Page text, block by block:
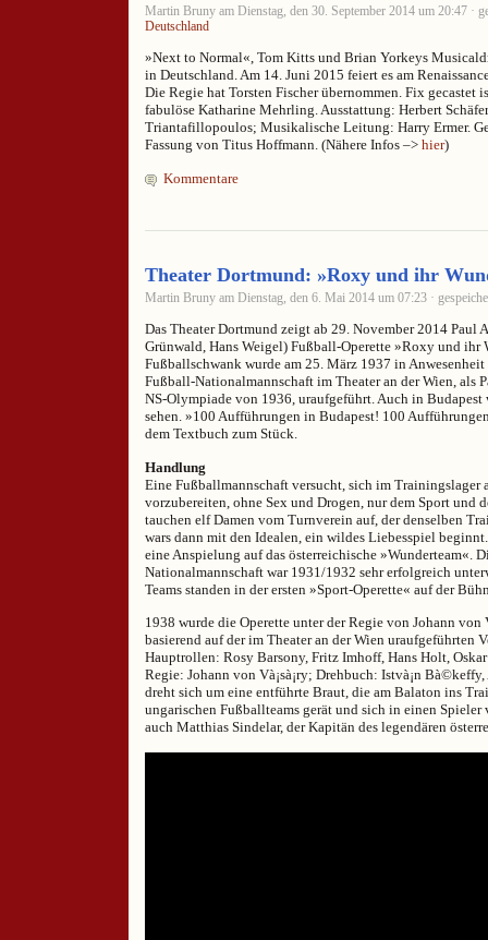
Martin Bruny am Dienstag, den 30. September 2014 um 20:47 ·
Deutschland
»Next to Normal«, Tom Kitts und Brian Yorkeys
in Deutschland. Am 14. Juni 2015 feiert es am
Die Regie hat Torsten Fischer übernommen. Fix gecastet
fabulöse Katharine Mehrling. Ausstattung: Herbert
Triantafillopoulos; Musikalische Leitung: Harry Ermer.
Fassung von Titus Hoffmann. (Nähere Infos –> hier)
Kommentare
Theater Dortmund: »Roxy und ihr
Martin Bruny am Dienstag, den 6. Mai 2014 um 07:23 ·
Das Theater Dortmund zeigt ab 29. November 2014 Paul
Grünwald, Hans Weigel) Fußball-Operette »Roxy und ihr
Fußballschwank wurde am 25. März 1937 in
Fußball-Nationalmannschaft im Theater an der Wien, als
NS-Olympiade von 1936, uraufgeführt. Auch in Budapest
sehen. »100 Aufführungen in Budapest! 100
dem Textbuch zum Stück.
Handlung
Eine Fußballmannschaft versucht, sich im Trainingslager
vorzubereiten, ohne Sex und Drogen, nur dem Sport und
tauchen elf Damen vom Turnverein auf, der denselben
wars dann mit den Idealen, ein wildes Liebesspiel
eine Anspielung auf das österreichische »Wunderteam«.
Nationalmannschaft war 1931/1932 sehr erfolgreich
Teams standen in der ersten »Sport-Operette« auf der
1938 wurde die Operette unter der Regie von Johann von
basierend auf der im Theater an der Wien uraufgeführten
Hauptrollen: Rosy Barsony, Fritz Imhoff, Hans Holt,
Regie: Johann von Và¡sà¡ry; Drehbuch: Istvà¡n
dreht sich um eine entführte Braut, die am Balaton ins
ungarischen Fußballteams gerät und sich in einen
auch Matthias Sindelar, der Kapitän des legendären